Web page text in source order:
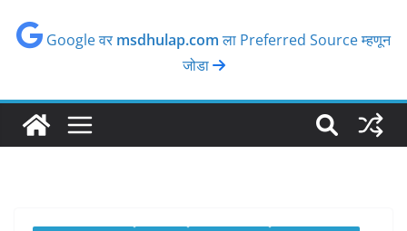
Google वर msdhulap.comला Preferred Source म्हणून
जोडा